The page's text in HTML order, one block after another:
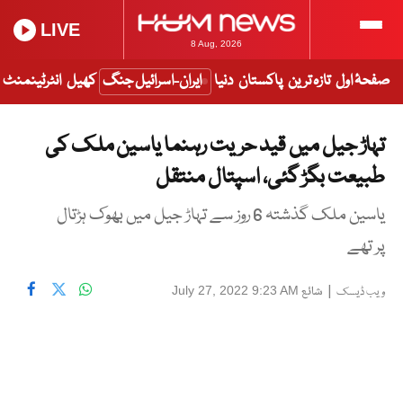
8 Aug, 2026
LIVE
صفحۂ اول تازہ ترین پاکستان دنیا ایران-اسرائیل جنگ کھیل انٹرٹینمنٹ
تہاڑ جیل میں قید حریت رہنما یاسین ملک کی
طبیعت بگڑ گئی، اسپتال منتقل
یاسین ملک گذشتہ 6 روز سے تہاڑ جیل میں بھوک ہڑتال
پر تھے
ویب ڈیسک | شائع July 27, 2022 9:23 AM